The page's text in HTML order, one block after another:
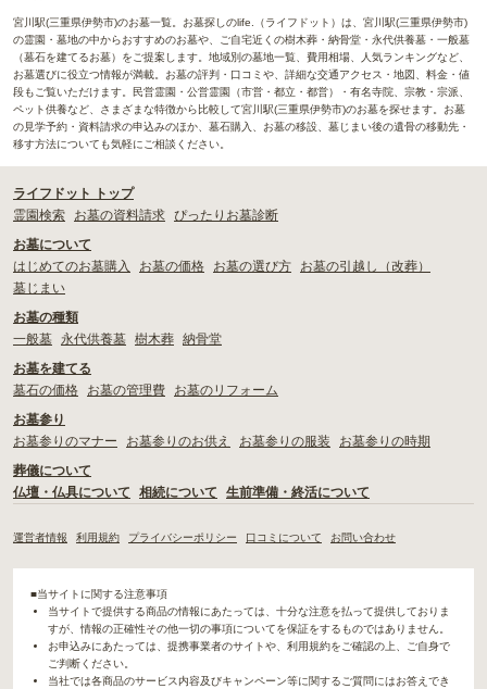
宮川駅(三重県伊勢市)のお墓一覧。お墓探しのlife.（ライフドット）は、宮川駅(三重県伊勢市)
の霊園・墓地の中からおすすめのお墓や、ご自宅近くの樹木葬・納骨堂・永代供養墓・一般墓
（墓石を建てるお墓）をご提案します。地域別の墓地一覧、費用相場、人気ランキングなど、
お墓選びに役立つ情報が満載。お墓の評判・口コミや、詳細な交通アクセス・地図、料金・値
段もご覧いただけます。民営霊園・公営霊園（市営・都立・都営）・有名寺院、宗教・宗派、
ペット供養など、さまざまな特徴から比較して宮川駅(三重県伊勢市)のお墓を探せます。お墓
の見学予約・資料請求の申込みのほか、墓石購入、お墓の移設、墓じまい後の遺骨の移動先・
移す方法についても気軽にご相談ください。
ライフドット トップ
霊園検索
お墓の資料請求 ぴったりお墓診断
お墓について
はじめてのお墓購入
お墓の価格 お墓の選び方
お墓の引越し（改葬）
墓じまい
お墓の種類
一般墓
永代供養墓 樹木葬 納骨堂
お墓を建てる
墓石の価格
お墓の管理費
お墓のリフォーム
お墓参り
お墓参りのマナー
お墓参りのお供え お墓参りの服装
お墓参りの時期
葬儀について
仏壇・仏具について
相続について 生前準備・終活について
運営者情報 利用規約 プライバシーポリシー 口コミについて お問い合わせ
■当サイトに関する注意事項
当サイトで提供する商品の情報にあたっては、十分な注意を払って提供しておりま
すが、情報の正確性その他一切の事項についてを保証をするものではありません。
お申込みにあたっては、提携事業者のサイトや、利用規約をご確認の上、ご自身で
ご判断ください。
当社では各商品のサービス内容及びキャンペーン等に関するご質問にはお答えでき